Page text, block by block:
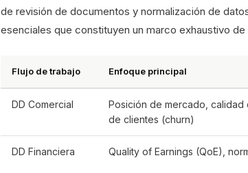
de revisión de documentos y normalización de
esenciales que constituyen un marco exhaustivo
Flujo de trabajo Enfoque principal
DD Comercial
Posición de mercado,
de clientes (churn)
DD Financiera Quality of Earnings (QoE),